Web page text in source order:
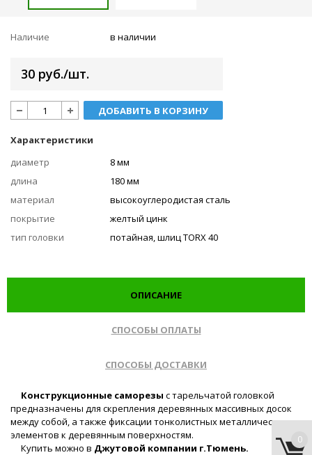
Наличие в наличии
30 руб./шт.
ДОБАВИТЬ В КОРЗИНУ
Характеристики
диаметр
8 мм
длина
180 мм
материал
высокоуглеродистая сталь
покрытие
желтый цинк
тип головки
потайная, шлиц TORX 40
ОПИСАНИЕ
СПОСОБЫ ОПЛАТЫ
СПОСОБЫ ДОСТАВКИ
Конструкционные саморезы с тарельчатой головкой
предназначены для скрепления деревянных массивных досок
между собой, а также фиксации тонколистных металлических
элементов к деревянным поверхностям.
Купить можно в Джутовой компании г.Тюмень.
0